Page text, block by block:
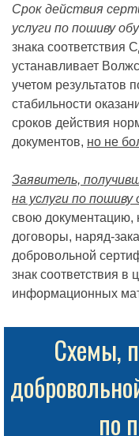
Срок действия
услуги по пошиву
знака соответствия
устанавливает
учетом результатов
стабильности
сроков действия
документов, но не
Заявитель,
на услуги по пошиву
свою документацию,
договоры, наряд-
добровольной
знак соответствия в
информационных
Схемы,
по